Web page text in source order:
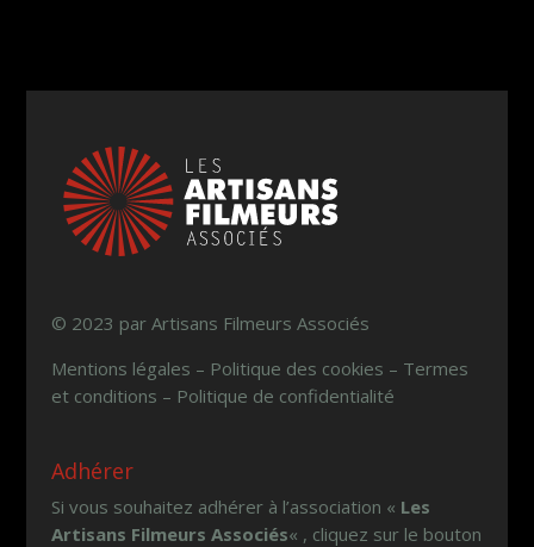
© 2023 par Artisans Filmeurs Associés
Mentions légales – Politique des cookies – Termes
et conditions – Politique de confidentialité
Adhérer
Si vous souhaitez adhérer à l’association « Les
Artisans Filmeurs Associés« , cliquez sur le bouton